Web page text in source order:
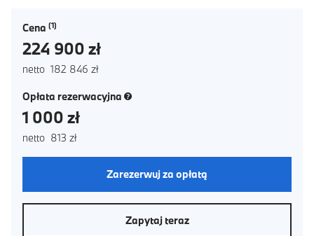
Cena
224 900 zł
netto 182 846 zł
Opłata rezerwacyjna (nowe okno)
1 000 zł
netto 813 zł
Zarezerwuj za opłatą
Zapytaj teraz